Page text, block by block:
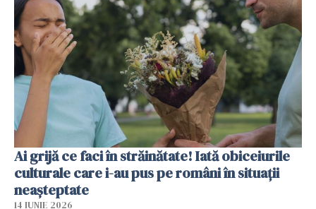
Ai grijă ce faci în străinătate! Iată obiceiurile
culturale care i-au pus pe români în situații
neașteptate
14 IUNIE 2026